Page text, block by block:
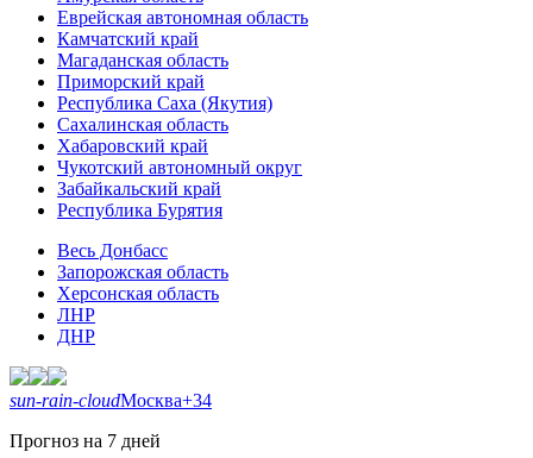
Еврейская автономная область
Камчатский край
Магаданская область
Приморский край
Республика Саха (Якутия)
Сахалинская область
Хабаровский край
Чукотский автономный округ
Забайкальский край
Республика Бурятия
Весь Донбасс
Запорожская область
Херсонская область
ЛНР
ДНР
sun-rain-cloudМосква+34
Прогноз на 7 дней